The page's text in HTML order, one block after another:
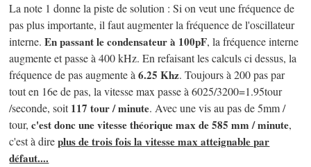
La note 1 donne la piste de solution : Si on veut une fréquence de
pas plus importante, il faut augmenter la fréquence de l'oscillateur
interne.En passant le condensateur à 100pF, la fréquence interne
augmente et passe à 400 kHz. En refaisant les calculs ci dessus, la
fréquence de pas augmente à6.25 Khz. Toujours à 200 pas par
tout en 16e de pas, la vitesse max passe à 6025/3200=1.95tour
/seconde, soit117 tour / minute. Avec une vis au pas de 5mm /
tour, c'est donc une vitesse théorique max de 585 mm / minute,
c'est à direplus de trois fois la vitesse max atteignable par
défaut....